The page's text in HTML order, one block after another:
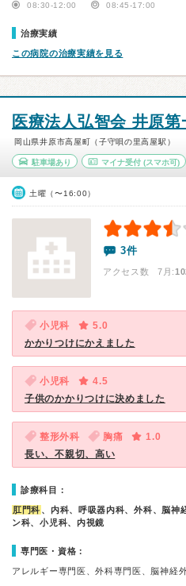
08:30-12:00 08:45-17:00
治療実績
この病院の治療実績を見る
医療法人弘智会 井原第
岡山県井原市高屋町（子守唄の里高屋駅）
駐車場あり マイナ受付(スマホ可)
土曜（〜16:00）
3件
アクセス数 7月:
小児科
5.0
かかりつけにかえました
小児科
4.5
子供のかかりつけに決めました
整形外科 胸痛
1.0
長い、不親切、高い
診療科目：
肛門科 、内科、呼吸器内科、外科、脳神
ン科、小児科、内視鏡
専門医・資格：
アレルギー専門医、外科専門医、脳神経